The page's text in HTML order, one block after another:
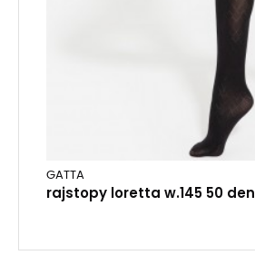
GATTA
rajstopy loretta w.145 50 den